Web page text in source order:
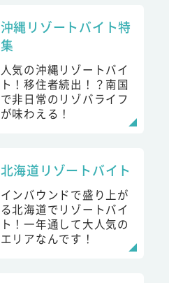
沖縄リゾートバイト特
集
人気の沖縄リゾートバイ
ト！移住者続出！？南国
で非日常のリゾバライフ
が味わえる！
北海道リゾートバイト
インバウンドで盛り上が
る北海道でリゾートバイ
ト！一年通して大人気の
エリアなんです！